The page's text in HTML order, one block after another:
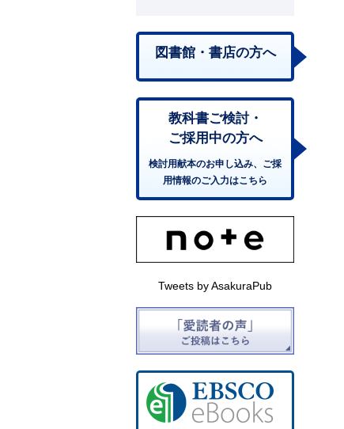
図書館・書店の方へ
教科書ご検討・
ご採用中の方へ
検討用献本のお申し込み、ご採
用情報のご入力はこちら
Tweets by AsakuraPub